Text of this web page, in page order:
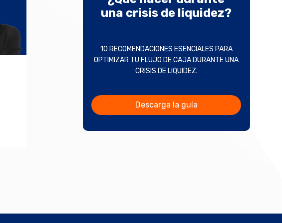
una crisis de liquidez?
10 RECOMENDACIONES ESENCIALES PARA
OPTIMIZAR TU FLUJO DE CAJA DURANTE UNA
CRISIS DE LIQUIDEZ.
Descarga la guía